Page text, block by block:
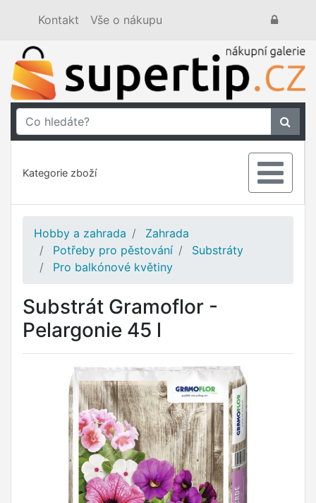
Kontakt Vše o nákupu
Kategorie zboží
Hobby a zahrada
Zahrada
Potřeby pro pěstování
Substráty
Pro balkónové květiny
Substrát Gramoflor -
Pelargonie 45 l